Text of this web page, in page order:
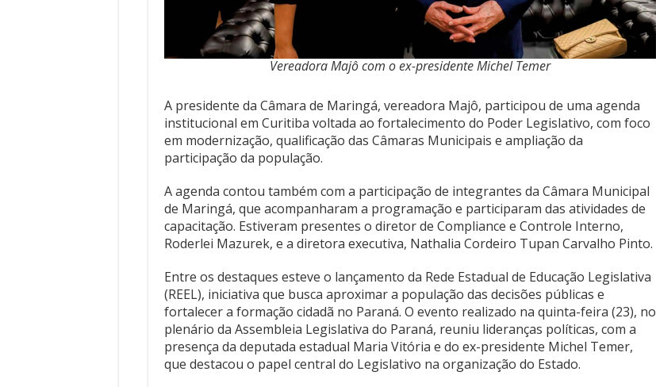
Vereadora Majô com o ex-presidente Michel Temer
A presidente da Câmara de Maringá, vereadora Majô, participou de uma agenda
institucional em Curitiba voltada ao fortalecimento do Poder Legislativo, com foco
em modernização, qualificação das Câmaras Municipais e ampliação da
participação da população.
A agenda contou também com a participação de integrantes da Câmara Municipal
de Maringá, que acompanharam a programação e participaram das atividades de
capacitação. Estiveram presentes o diretor de Compliance e Controle Interno,
Roderlei Mazurek, e a diretora executiva, Nathalia Cordeiro Tupan Carvalho Pinto.
Entre os destaques esteve o lançamento da Rede Estadual de Educação Legislativa
(REEL), iniciativa que busca aproximar a população das decisões públicas e
fortalecer a formação cidadã no Paraná. O evento realizado na quinta-feira (23), no
plenário da Assembleia Legislativa do Paraná, reuniu lideranças políticas, com a
presença da deputada estadual Maria Vitória e do ex-presidente Michel Temer,
que destacou o papel central do Legislativo na organização do Estado.